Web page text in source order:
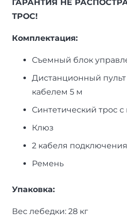
ГАРАНТИЯ НЕ
ТРОС!
Комплектация:
Съемный блок
Дистанционный
кабелем 5 м
Синтетический трос
Клюз
2 кабеля
Ремень
Упаковка:
Вес лебедки: 28 кг